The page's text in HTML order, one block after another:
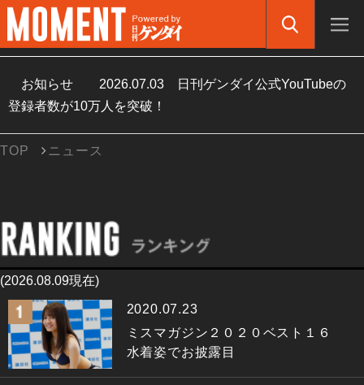
お知らせ 2026.07.03
日刊ゲンダイ公式YouTubeの
登録者数が10万人を突破！
TOP ニュース
(2026.08.09現在)
2020.07.23
ミスマガジン２０２０ベスト１６
水着姿でお披露目